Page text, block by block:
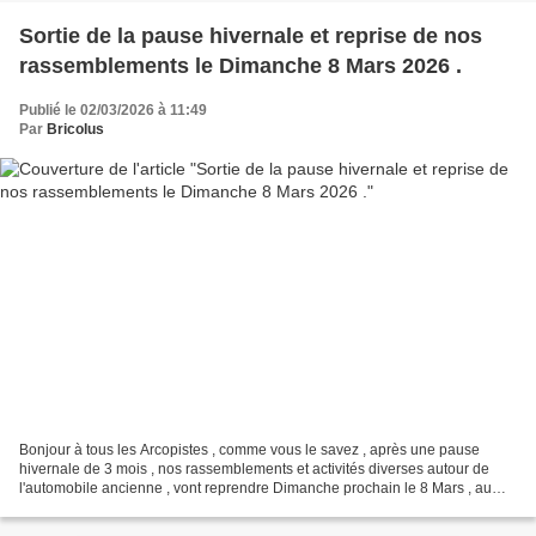
Sortie de la pause hivernale et reprise de nos
rassemblements le Dimanche 8 Mars 2026 .
Publié le 02/03/2026 à 11:49
Par Bricolus
Bonjour à tous les Arcopistes , comme vous le savez , après une pause
hivernale de 3 mois , nos rassemblements et activités diverses autour de
l'automobile ancienne , vont reprendre Dimanche prochain le 8 Mars , au